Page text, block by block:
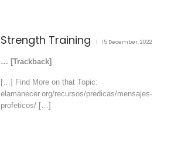
Strength Training 15 December, 2022
… [Trackback]
[…] Find More on that Topic:
elamanecer.org/recursos/predicas/mensajes-
profeticos/ […]